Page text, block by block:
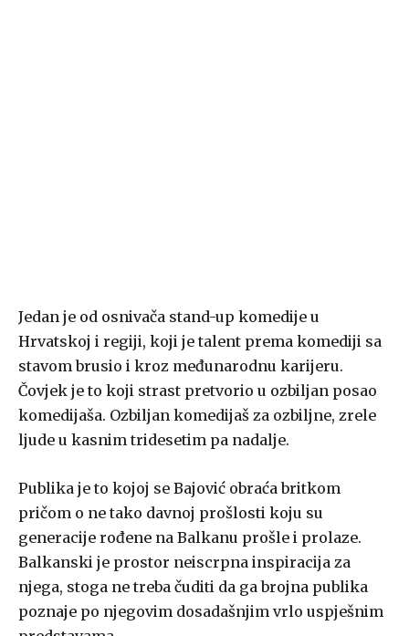
Jedan je od osnivača stand-up komedije u
Hrvatskoj i regiji, koji je talent prema komediji sa
stavom brusio i kroz međunarodnu karijeru.
Čovjek je to koji strast pretvorio u ozbiljan posao
komedijaša. Ozbiljan komedijaš za ozbiljne, zrele
ljude u kasnim tridesetim pa nadalje.
Publika je to kojoj se Bajović obraća britkom
pričom o ne tako davnoj prošlosti koju su
generacije rođene na Balkanu prošle i prolaze.
Balkanski je prostor neiscrpna inspiracija za
njega, stoga ne treba čuditi da ga brojna publika
poznaje po njegovim dosadašnjim vrlo uspješnim